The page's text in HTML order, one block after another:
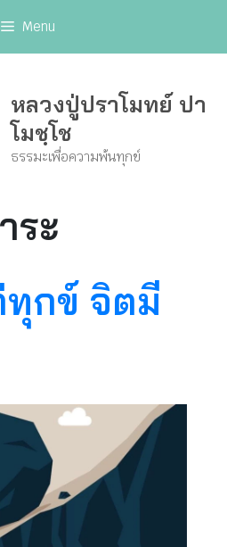
Menu
หลวงปู่ปราโมทย์ ปา
โมชฺโช
ธรรมะเพื่อความพ้นทุกข์
ระ
กข์ จิตมี